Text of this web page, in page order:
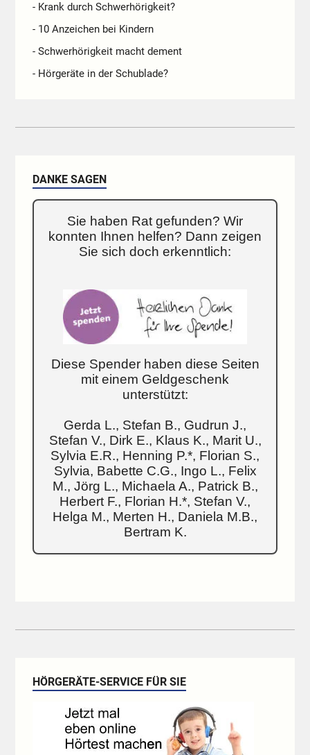
- Krank durch Schwerhörigkeit?
- 10 Anzeichen bei Kindern
- Schwerhörigkeit macht dement
- Hörgeräte in der Schublade?
DANKE SAGEN
Sie haben Rat gefunden? Wir
konnten Ihnen helfen? Dann zeigen
Sie sich doch erkenntlich:
Diese Spender haben diese Seiten
mit einem Geldgeschenk
unterstützt:
Gerda L., Stefan B., Gudrun J.,
Stefan V., Dirk E., Klaus K., Marit U.,
Sylvia E.R., Henning P.*, Florian S.,
Sylvia, Babette C.G., Ingo L., Felix
M., Jörg L., Michaela A., Patrick B.,
Herbert F., Florian H.*, Stefan V.,
Helga M., Merten H., Daniela M.B.,
Bertram K.
HÖRGERÄTE-SERVICE FÜR SIE